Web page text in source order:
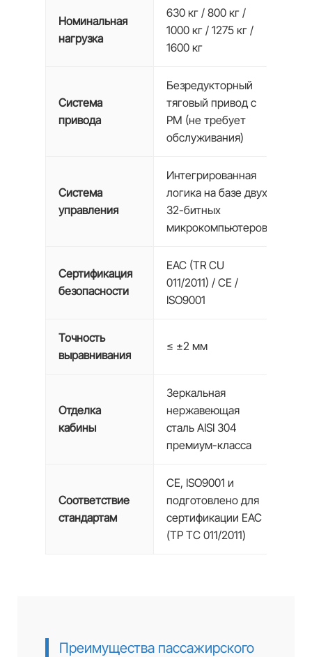
Номинальная
нагрузка
630 кг / 800 кг /
1000 кг / 1275 кг /
1600 кг
Система
привода
Безредукторный
тяговый привод с
PM (не требует
обслуживания)
Система
управления
Интегрированная
логика на базе двух
32-битных
микрокомпьютеров
Сертификация
безопасности
EAC (TR CU
011/2011) / CE /
ISO9001
Точность
выравнивания
≤ ±2 мм
Отделка
кабины
Зеркальная
нержавеющая
сталь AISI 304
премиум-класса
Соответствие
стандартам
CE, ISO9001 и
подготовлено для
сертификации EAC
(ТР ТС 011/2011)
Преимущества пассажирского